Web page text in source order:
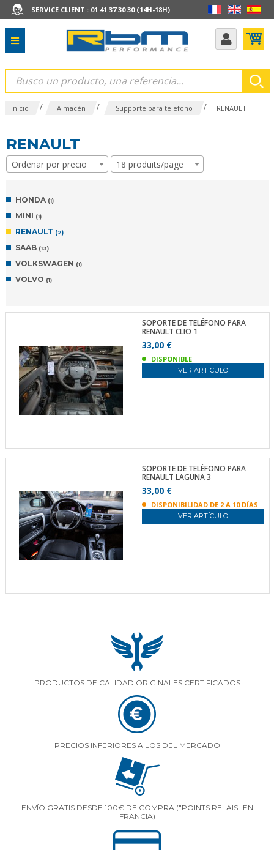
SERVICE CLIENT : 01 41 37 30 30 (14H-18H)
Inicio / Almacén / Supporte para telefono / RENAULT
RENAULT
Ordenar por precio 18 produits/page
HONDA (1)
MINI (1)
RENAULT (2)
SAAB (13)
VOLKSWAGEN (1)
VOLVO (1)
SOPORTE DE TELÉFONO PARA
RENAULT CLIO 1
33,00 €
DISPONIBLE
VER ARTÍCULO
SOPORTE DE TELÉFONO PARA
RENAULT LAGUNA 3
33,00 €
DISPONIBILIDAD DE 2 A 10 DÍAS
VER ARTÍCULO
PRODUCTOS DE CALIDAD ORIGINALES CERTIFICADOS
PRECIOS INFERIORES A LOS DEL MERCADO
ENVÍO GRATIS DESDE 100€ DE COMPRA ("POINTS RELAIS" EN
FRANCIA)